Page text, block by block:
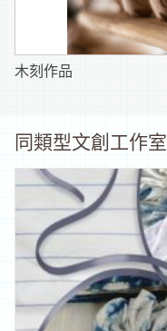
木刻作品
同類型文創工作室